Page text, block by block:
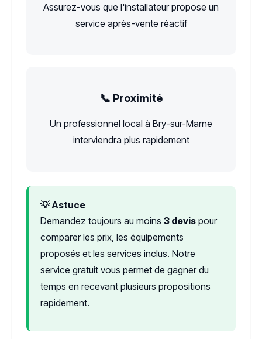
Assurez-vous que l'installateur propose un
service après-vente réactif
📞 Proximité
Un professionnel local à Bry-sur-Marne
interviendra plus rapidement
💡 Astuce
Demandez toujours au moins 3 devis pour
comparer les prix, les équipements
proposés et les services inclus. Notre
service gratuit vous permet de gagner du
temps en recevant plusieurs propositions
rapidement.